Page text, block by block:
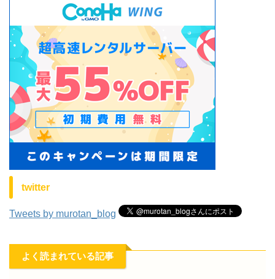
twitter
Tweets by murotan_blog
よく読まれている記事